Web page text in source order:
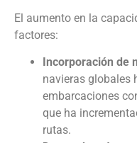
El aumento en la
factores:
Incorporación de
navieras globales
embarcaciones
que ha
rutas.